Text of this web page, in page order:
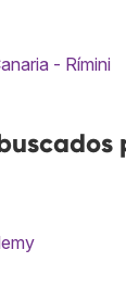
- Rímini